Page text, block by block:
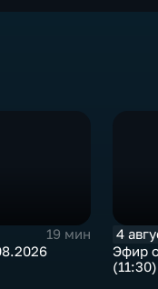
19 мин
4
Эфир
(11:30)